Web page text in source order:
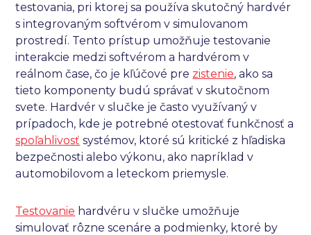
Slovník
Jazyk
testovania, pri ktorej sa používa skutočný hardvér
s integrovaným softvérom v simulovanom
prostredí. Tento prístup umožňuje testovanie
interakcie medzi softvérom a hardvérom v
reálnom čase, čo je kľúčové pre zistenie, ako sa
tieto komponenty budú správať v skutočnom
svete. Hardvér v slučke je často využívaný v
prípadoch, kde je potrebné otestovať funkčnosť a
spoľahlivosť systémov, ktoré sú kritické z hľadiska
bezpečnosti alebo výkonu, ako napríklad v
automobilovom a leteckom priemysle.
Testovanie hardvéru v slučke umožňuje
simulovať rôzne scenáre a podmienky, ktoré by